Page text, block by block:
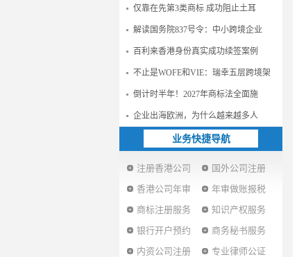
仅靠在先第3类商标 成功阻止土耳
解读国务院837号令：中小跨境企业
百利来香港身份真实成功续签案例
不止是WOFE和VIE：瑞幸五层跨境架
倒计时半年！2027年商标法全面施
企业出海欧洲，为什么越来越多人
业务快捷导航
注册香港公司
国外公司注册
香港公司年审
年审做账报税
商标注册服务
知识产权服务
银行开户预约
商务秘书服务
内资公司注册
专业律师公证